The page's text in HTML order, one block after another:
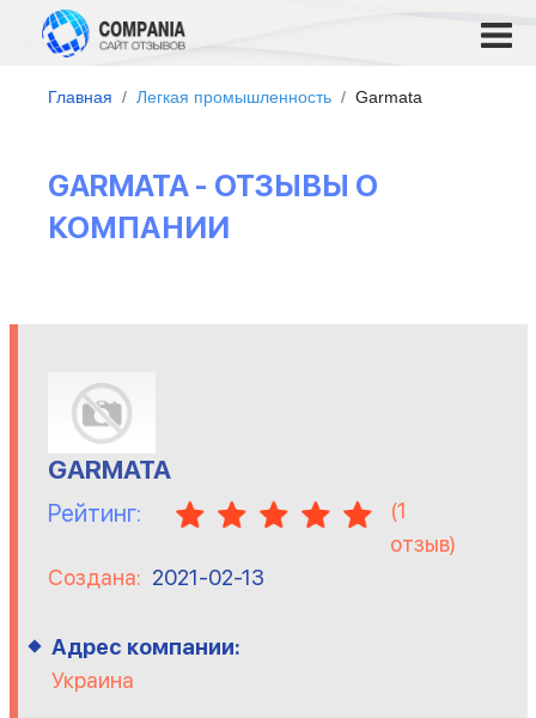
Главная Легкая промышленность Garmata
GARMATA - ОТЗЫВЫ О
КОМПАНИИ
GARMATA
Рейтинг: (1
отзыв)
Создана: 2021-02-13
Адрес компании:
Украина